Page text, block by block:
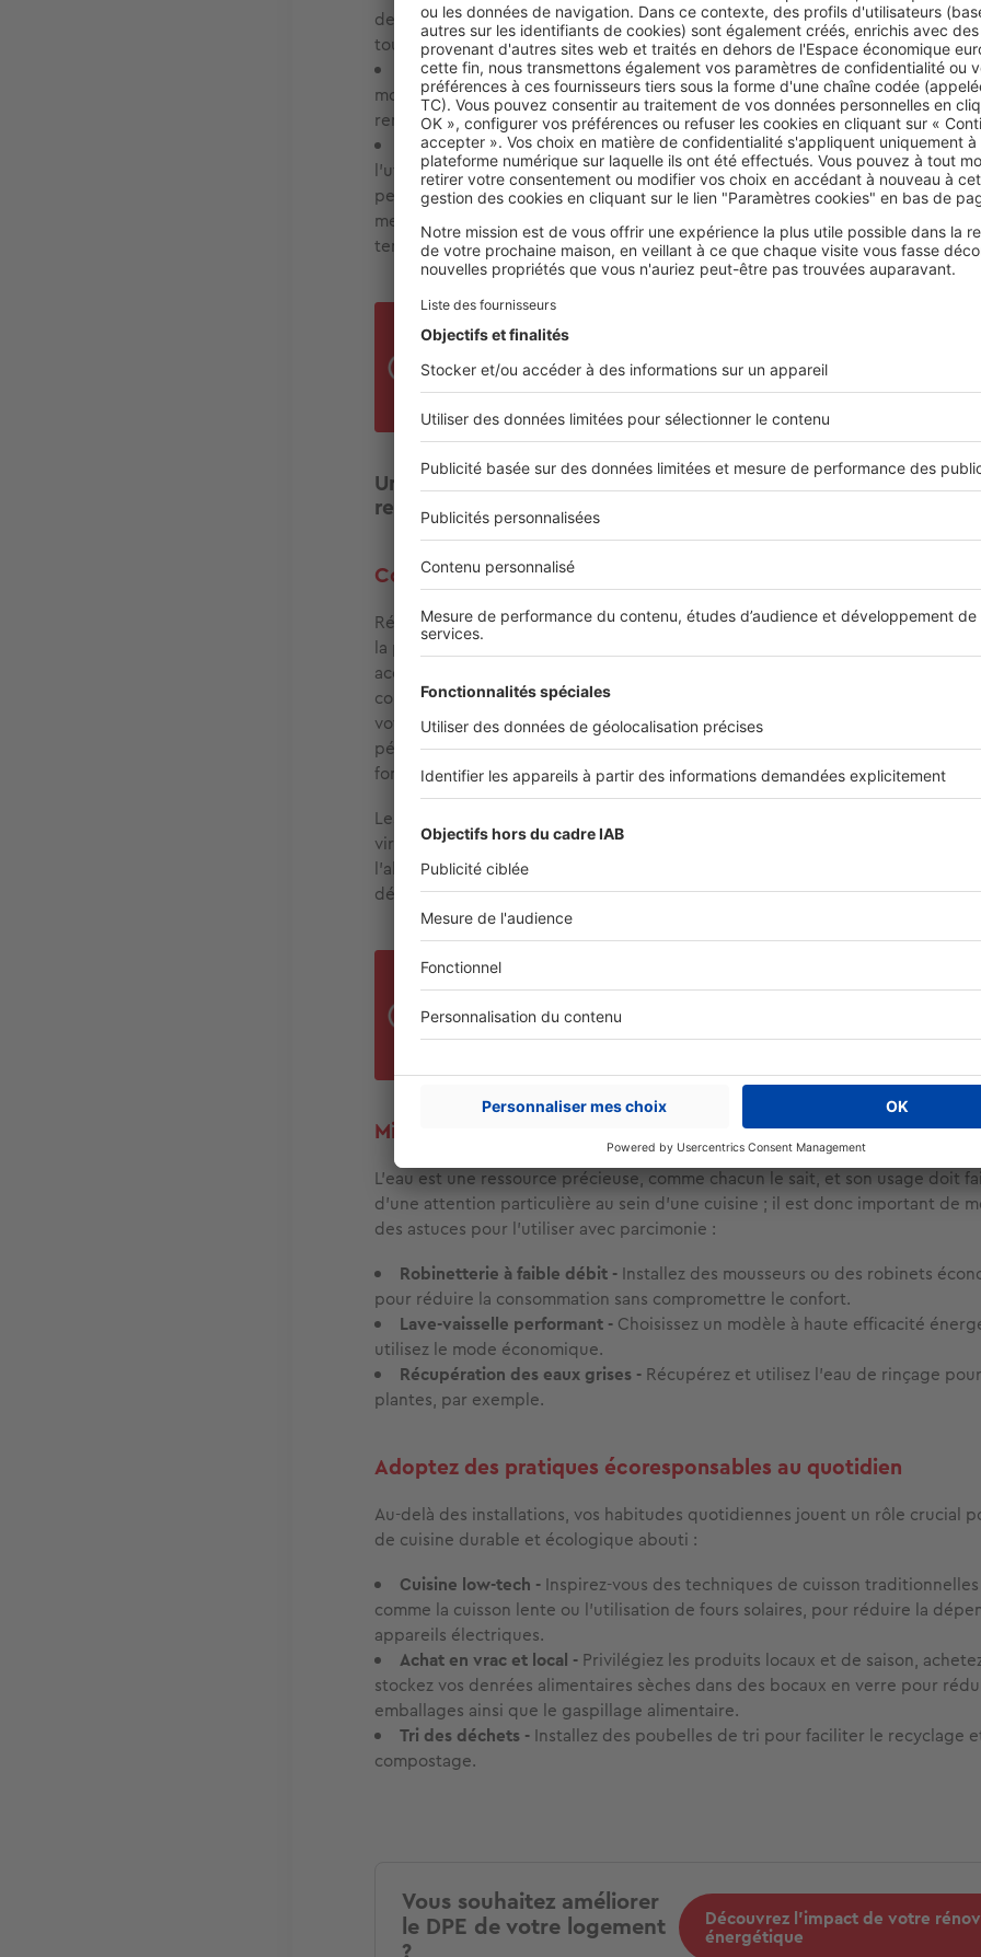
de classe A+ ou supérieure, qui vont vous permettre de réduire vos factures
tout en étant plus respectueux de l’environnement.
Éclairage LED- Remplacez les ampoules traditionnelles par des LED, plus
moins énergivores.Un éclairage intelligentpeut d’ailleurs s’avérer judicieux
renforcer votre confort et la réduction d’énergie de votre cuisine.
Utilisation judicieuse des appareils- Cuisinez en grande quantité pour
l'utilisation du four, et utilisez des casseroles adaptées à la taille des
pertes d'énergie. Vous pouvez ensuite congeler le surplus et le réchauffer au
mesure : cela vous permet de renforcer votre efficacité énergétique tout
temps, notamment sur la durée passée en cuisine.
Pour votre cuisine durable et écologique, pensez également aux
accessoires réutilisables qui ne se jettent pas, comme les éponges
tissu par exemple.
Un crédit vous engage et doit être remboursé. Vérifiez vos
remboursement avant de vous engager.
Comment financez votre projet de cuisine écologique ?
Réaliser une cuisine durable peut représenter un investissement
la peine d’être engagé, car il s’agit d’un projet vertueux à bien des égards.
accompagner, Cofidis propose des solutions de financement adaptées à vos
commencer par lecrédit cuisine
: ce prêt vous permet de financer l'achat et
votre nouvelle cuisine ou des travaux de rénovation, en étalant les dépenses
période définie. Vous choisissez le montant pour une marge de manœuvre
fonction de votre projet.
Les avantages de ces financements incluent une réponse de principe
virement des fonds sous 48 heures après expiration du délai légal de
l'absence de frais de dossier. Vous pouvez
déterminer le montant et la durée adaptés à votre situation.
En choisissant Cofidis, vous bénéficiez d'un accompagnement
personnalisé pour concrétiser votre projet de cuisine écologique en
toute sérénité.
Misez sur la réduction de la consommation d'eau
L'eau est une ressource précieuse, comme chacun le sait, et son usage doit
d’une attention particulière au sein d’une cuisine ; il est donc important de
des astuces pour l'utiliser avec parcimonie :
Robinetterie à faible débit - Installez des mousseurs ou des robinets
pour réduire la consommation sans compromettre le confort.
Lave-vaisselle performant - Choisissez un modèle à haute efficacité
utilisez le mode économique.
Récupération des eaux grises - Récupérez et utilisez l'eau de rinçage
plantes, par exemple.
Adoptez des pratiques écoresponsables au quotidien
Au-delà des installations, vos habitudes quotidiennes jouent un rôle crucial
de cuisine durable et écologique abouti :
Cuisine low-tech - Inspirez-vous des techniques de cuisson
comme la cuisson lente ou l'utilisation de fours solaires, pour réduire la
appareils électriques.
Achat en vrac et local - Privilégiez les produits locaux et de saison,
stockez vos denrées alimentaires sèches dans des bocaux en verre pour
emballages ainsi que le gaspillage alimentaire.
Tri des déchets - Installez des poubelles de tri pour faciliter le recyclage
compostage.
Vous souhaitez améliorer
le DPE de votre logement Découvrez l'impact de votre
énergétique